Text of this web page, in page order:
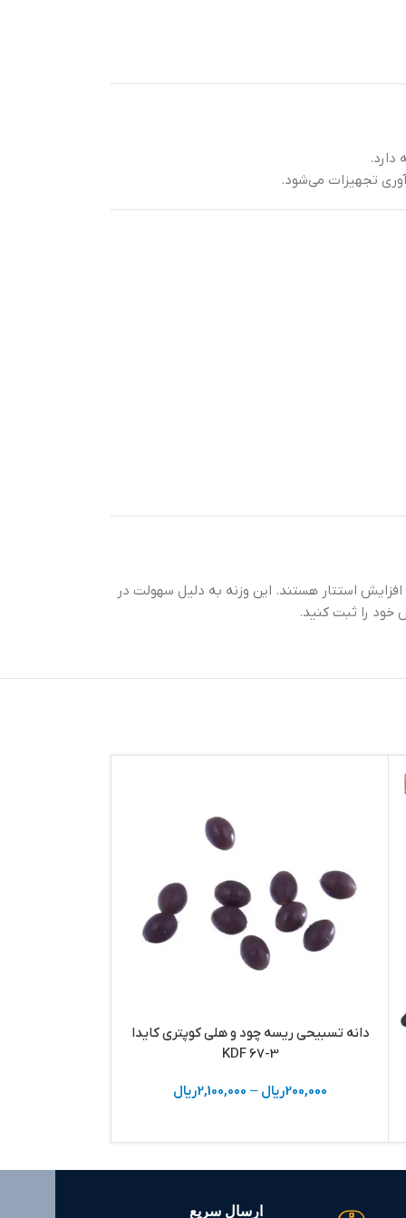
تجهیزات می‌شود.
افزایش استتار هستند. این وزنه به دلیل سهولت در
خود را ثبت کنید.
دانه تسبیحی ریسه چود و هلی کوپتری کایدا
KDF 67-3
200,000ریال –
2,100,000ریال
ارسال سریع